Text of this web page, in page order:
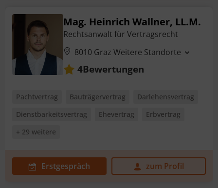
Mag. Heinrich Wallner, LL.M.
Rechtsanwalt für Vertragsrecht
8010 Graz Weitere Standorte
4Bewertungen
Pachtvertrag Bauträgervertrag
Darlehensvertrag
Dienstbarkeitsvertrag
Ehevertrag
Erbvertrag
+ 29 weitere
Erstgespräch zum Profil